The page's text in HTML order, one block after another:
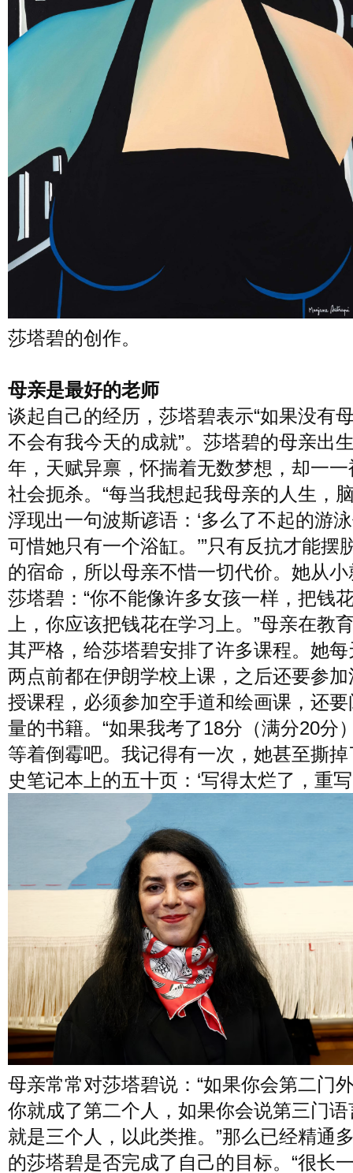
莎塔碧的创作。
母亲是最好的老师
谈起自己的经历，莎塔碧表示“如果没有
不会有我今天的成就”。莎塔碧的母亲出
年，天赋异禀，怀揣着无数梦想，却一
社会扼杀。“每当我想起我母亲的人生，
浮现出一句波斯谚语：‘多么了不起的游
可惜她只有一个浴缸。’”只有反抗才能摆
的宿命，所以母亲不惜一切代价。她从
莎塔碧：“你不能像许多女孩一样，把钱
上，你应该把钱花在学习上。”母亲在教
其严格，给莎塔碧安排了许多课程。她
两点前都在伊朗学校上课，之后还要参
授课程，必须参加空手道和绘画课，还
量的书籍。“如果我考了18分（满分20分
等着倒霉吧。我记得有一次，她甚至撕
史笔记本上的五十页：‘写得太烂了，重写
母亲常常对莎塔碧说：“如果你会第二门
你就成了第二个人，如果你会说第三门
就是三个人，以此类推。”那么已经精通
的莎塔碧是否完成了自己的目标。“很长